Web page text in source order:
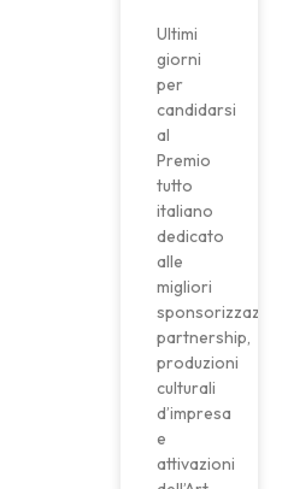
Ultimi
giorni
per
candidarsi
al
Premio
tutto
italiano
dedicato
alle
migliori
sponsorizzazioni,
partnership,
produzioni
culturali
d’impresa
e
attivazioni